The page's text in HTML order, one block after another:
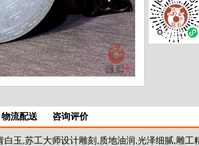
物流配送 咨询评价
玉,苏工大师设计雕刻,质地油润,光泽细腻,雕